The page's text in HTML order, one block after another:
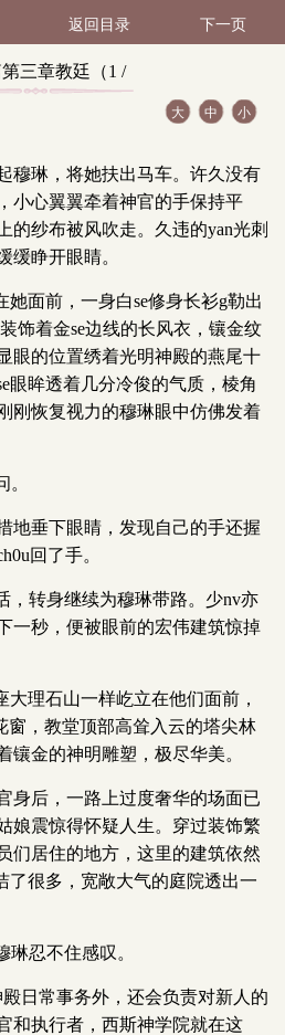
返回目录 下一页
三章教廷（1 /
大 中 小
穆琳，将她扶出马车。许久没有
小心翼翼牵着神官的手保持平
的纱布被风吹走。久违的yan光刺
缓睁开眼睛。
她面前，一身白se修身长衫g勒出
饰着金se边线的长风衣，镶金纹
眼的位置绣着光明神殿的燕尾十
眼眸透着几分冷俊的气质，棱角
刚恢复视力的穆琳眼中仿佛发着
地垂下眼睛，发现自己的手还握
回了手。
，转身继续为穆琳带路。少nv亦
一秒，便被眼前的宏伟建筑惊掉
大理石山一样屹立在他们面前，
窗，教堂顶部高耸入云的塔尖林
镶金的神明雕塑，极尽华美。
身后，一路上过度奢华的场面已
娘震惊得怀疑人生。穿过装饰繁
们居住的地方，这里的建筑依然
了很多，宽敞大气的庭院透出一
忍不住感叹。
日常事务外，还会负责对新人的
和执行者，西斯神学院就在这